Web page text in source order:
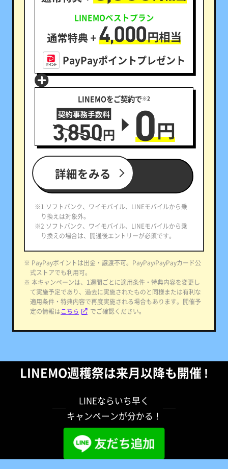
LINEMOベストプラン
PayPayポイントプレゼント
LINEMOをご契約で※2
詳細をみる
※1 ソフトバンク、ワイモバイル、LINEモバイルから乗
り換えは対象外。
※2 ソフトバンク、ワイモバイル、LINEモバイルから乗
り換えの場合は、開通後エントリーが必須です。
※ PayPayポイントは出金・譲渡不可。PayPay/PayPayカード公
式ストアでも利用可。
※ 本キャンペーンは、1週間ごとに適用条件・特典内容を変更し
て実施予定であり、過去に実施されたものと同様または有利な
適用条件・特典内容で再度実施される場合もあります。開催予
定の情報はこちら でご確認ください。
LINEMO週穫祭は来月以降も開催 !
LINEならいち早く
キャンペーンが分かる！